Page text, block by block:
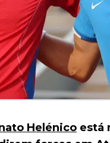
Helénico está